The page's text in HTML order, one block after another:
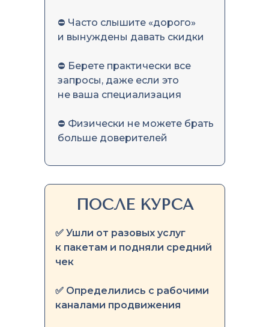
ПОСЛЕ КУРСА
✅ Ушли от разовых услуг
к пакетам и подняли средний
чек
✅ Определились с рабочими
каналами продвижения
⛔ Часто слышите «дорого»
и вынуждены давать скидки
⛔ Берете практически все
запросы, даже если это
не ваша специализация
⛔ Физически не можете брать
больше доверителей